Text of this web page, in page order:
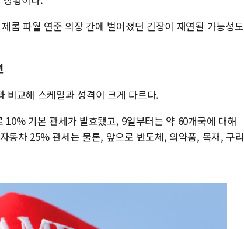
롬 파월 연준 의장 간에 벌어졌던 긴장이 재연될 가능성도
비교해 스케일과 성격이 크게 다르다.
기본 관세가 발효됐고, 9일부터는 약 60개국에 대해
동차 25% 관세는 물론, 앞으로 반도체, 의약품, 목재, 구리